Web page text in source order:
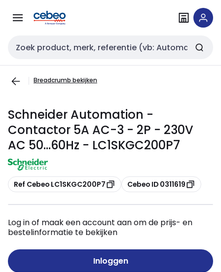
naar
naar
Zoekveld invoer
Breadcrumb bekijken
Schneider Automation -
Contactor 5A AC-3 - 2P - 230V
AC 50...60Hz - LC1SKGC200P7
Kopiëren
Ref Cebeo LC1SKGC200P7 Kopiëren
Cebeo ID 0311619
Log in of maak een account aan om de prijs- en
bestelinformatie te bekijken
Inloggen